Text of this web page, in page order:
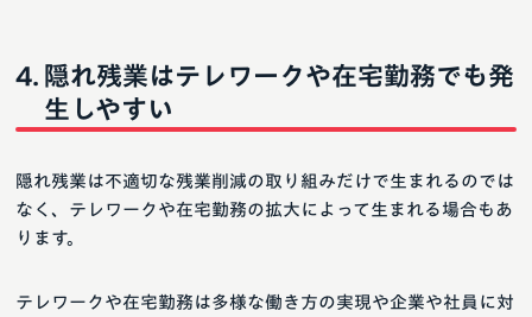
隠れ残業はテレワークや在宅勤務でも発
生しやすい
隠れ残業は不適切な残業削減の取り組みだけで生まれるのでは
なく、テレワークや在宅勤務の拡大によって生まれる場合もあ
ります。
テレワークや在宅勤務は多様な働き方の実現や企業や社員に対